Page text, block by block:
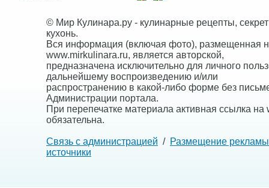
© Мир Кулинара.ру - кулинарные рецепты,
кухонь.
Вся информация (включая фото), размещенная
www.mirkulinara.ru, является авторской,
предназначена исключительно для личного
дальнейшему воспроизведению и/или
распространению в какой-либо форме без
Администрации портала.
При перепечатке материала активная ссылка на
обязательна.
Связь с администрацией / Размещение рекламы
источники